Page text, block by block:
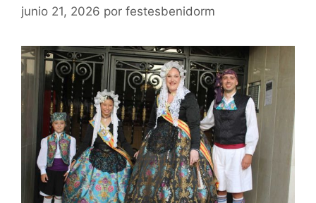
junio 21, 2026 por festesbenidorm